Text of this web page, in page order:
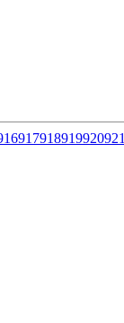
917918919920921